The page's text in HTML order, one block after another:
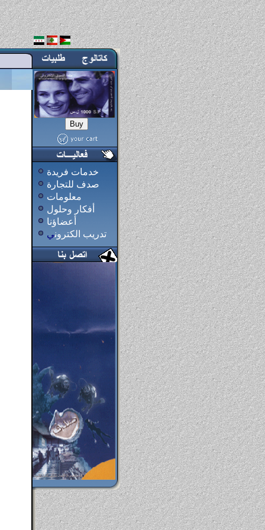
خدمات فريدة
صدف للتجارة
معلومات
أفكار وحلول
أعضاؤنا
تدريب الكتروني